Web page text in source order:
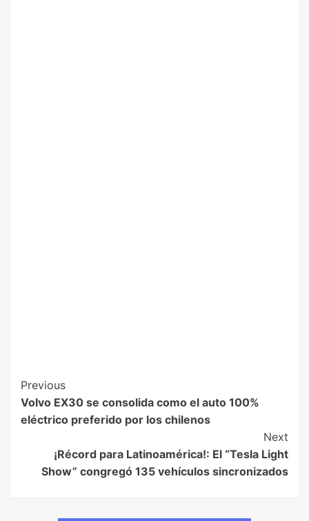
Previous
Volvo EX30 se consolida como el auto 100%
eléctrico preferido por los chilenos
Next
¡Récord para Latinoamérica!: El “Tesla Light
Show” congregó 135 vehículos sincronizados